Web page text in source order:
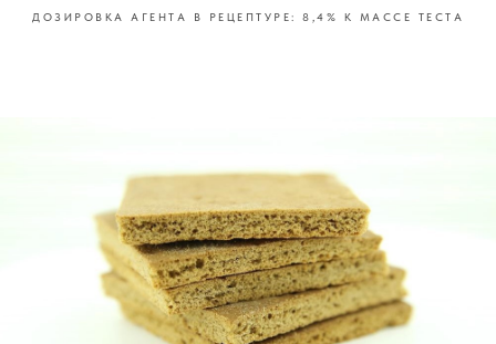
ДОЗИРОВКА АГЕНТА В РЕЦЕПТУРЕ: 8,4% К МАССЕ ТЕСТА